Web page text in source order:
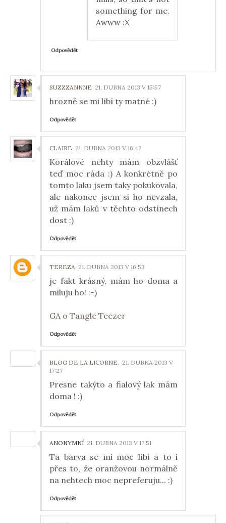
something for me.
Awww :X
Odpovědět
SUZZZANNNE 21. DUBNA 2013 V 15:57
hrozně se mi líbí ty matné :)
Odpovědět
CLAIRE 21. DUBNA 2013 V 16:42
Korálové nehty mám obzvlášť
teď moc ráda :) A konkrétně po
tomto laku jsem taky pokukovala,
ale nakonec jsem si ho nevzala,
už mám laků v těchto odstínech
dost :)
Odpovědět
TEREZA 21. DUBNA 2013 V 16:53
je fakt krásný, mám ho doma a
miluju ho! :-)
GA o Tangle Teezer
Odpovědět
BLOG DE LA LICORNE. 21. DUBNA 2013 V
17:27
Presne takýto a fialový lak mám
doma ! :)
Odpovědět
ANONYMNÍ 21. DUBNA 2013 V 17:51
Ta barva se mi moc líbí a to i
přes to, že oranžovou normálně
na nehtech moc nepreferuju... :)
Odpovědět